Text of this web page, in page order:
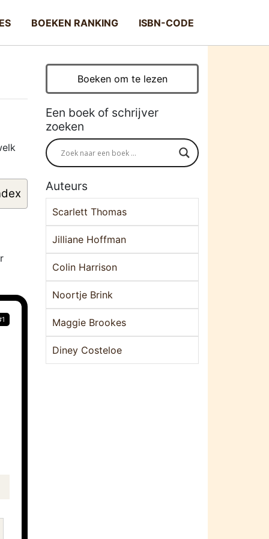
BOEKEN RANKING ISBN-CODE
Boeken om te lezen
Een boek of schrijver
zoeken
Auteurs
Scarlett Thomas
Jilliane Hoffman
Colin Harrison
Noortje Brink
Maggie Brookes
Diney Costeloe